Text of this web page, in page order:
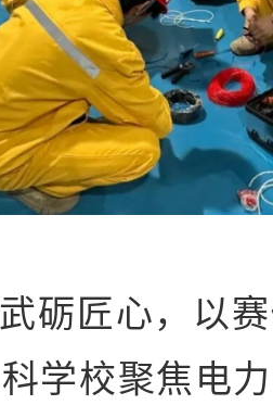
砺匠心，以
学校聚焦电